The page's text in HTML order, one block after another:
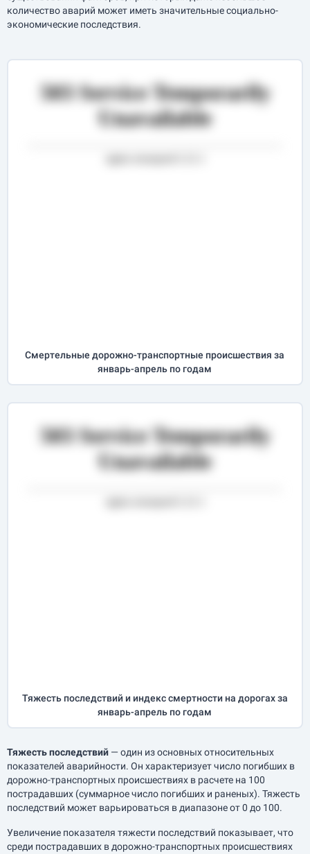
количество аварий может иметь значительные социально-
экономические последствия.
Cмертельные дорожно-транспортные происшествия за
январь-апрель по годам
Тяжесть последствий и индекс смертности на дорогах за
январь-апрель по годам
Тяжесть последствий — один из основных относительных
показателей аварийности. Он характеризует число погибших в
дорожно-транспортных происшествиях в расчете на 100
пострадавших (суммарное число погибших и раненых). Тяжесть
последствий может варьироваться в диапазоне от 0 до 100.
Увеличение показателя тяжести последствий показывает, что
среди пострадавших в дорожно-транспортных происшествиях